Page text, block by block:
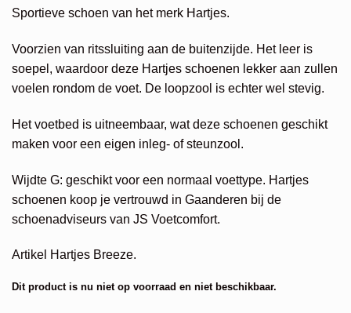
Sportieve schoen van het merk Hartjes.
Voorzien van ritssluiting aan de buitenzijde. Het leer is
soepel, waardoor deze Hartjes schoenen lekker aan zullen
voelen rondom de voet. De loopzool is echter wel stevig.
Het voetbed is uitneembaar, wat deze schoenen geschikt
maken voor een eigen inleg- of steunzool.
Wijdte G: geschikt voor een normaal voettype. Hartjes
schoenen koop je vertrouwd in Gaanderen bij de
schoenadviseurs van JS Voetcomfort.
Artikel Hartjes Breeze.
Dit product is nu niet op voorraad en niet beschikbaar.
Alternative: